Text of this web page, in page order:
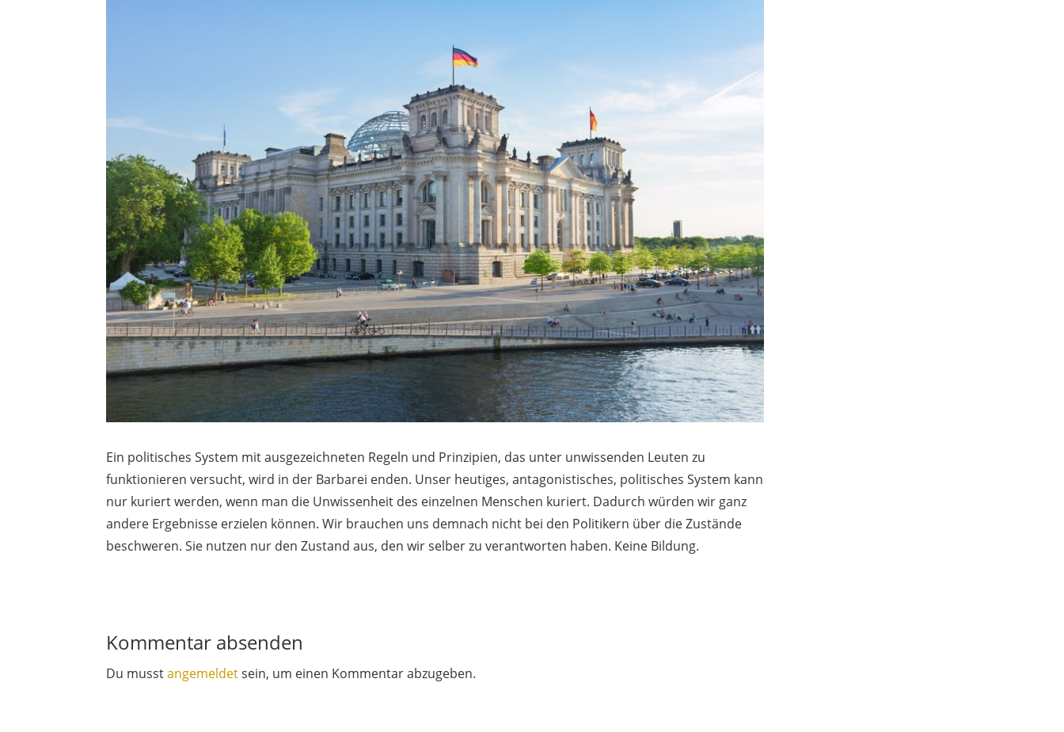
Ein politisches System mit ausgezeichneten Regeln und Prinzipien, das unter unwissenden Leuten zu
funktionieren versucht, wird in der Barbarei enden. Unser heutiges, antagonistisches, politisches System kann
nur kuriert werden, wenn man die Unwissenheit des einzelnen Menschen kuriert. Dadurch würden wir ganz
andere Ergebnisse erzielen können. Wir brauchen uns demnach nicht bei den Politikern über die Zustände
beschweren. Sie nutzen nur den Zustand aus, den wir selber zu verantworten haben. Keine Bildung.
Kommentar absenden
Du musstangemeldetsein, um einen Kommentar abzugeben.